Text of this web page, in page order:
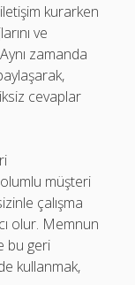
kurarken
ve
zamanda
cevaplar
müşteri
çalışma
olur. Memnun
bu geri
kullanmak,